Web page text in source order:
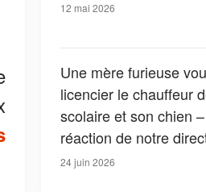
12 mai 2026
Une mère furieuse
licencier le chauffeur
scolaire et son chien
réaction de notre
ému toute la ville aux
24 juin 2026